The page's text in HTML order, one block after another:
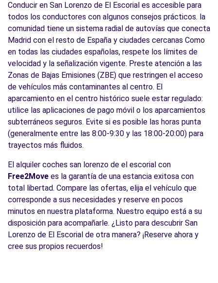
Conducir en San Lorenzo de El Escorial es accesible para
todos los conductores con algunos consejos prácticos. la
comunidad tiene un sistema radial de autovías que conecta
Madrid con el resto de España y ciudades cercanas Como
en todas las ciudades españolas, respete los límites de
velocidad y la señalización vigente. Preste atención a las
Zonas de Bajas Emisiones (ZBE) que restringen el acceso
de vehículos más contaminantes al centro. El
aparcamiento en el centro histórico suele estar regulado:
utilice las aplicaciones de pago móvil o los aparcamientos
subterráneos seguros. Evite si es posible las horas punta
(generalmente entre las 8:00-9:30 y las 18:00-20:00) para
trayectos más fluidos.
El alquiler coches san lorenzo de el escorial con
Free2Move es la garantía de una estancia exitosa con
total libertad. Compare las ofertas, elija el vehículo que
corresponde a sus necesidades y reserve en pocos
minutos en nuestra plataforma. Nuestro equipo está a su
disposición para acompañarle. ¿Listo para descubrir San
Lorenzo de El Escorial de otra manera? ¡Reserve ahora y
cree sus propios recuerdos!